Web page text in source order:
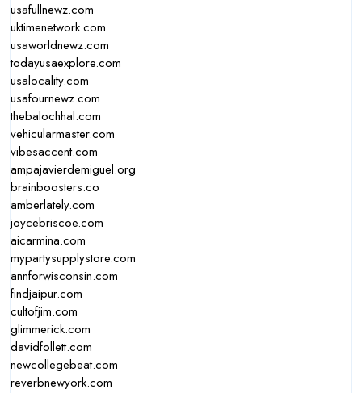
usafullnewz.com
uktimenetwork.com
usaworldnewz.com
todayusaexplore.com
usalocality.com
usafournewz.com
thebalochhal.com
vehicularmaster.com
vibesaccent.com
ampajavierdemiguel.org
brainboosters.co
amberlately.com
joycebriscoe.com
aicarmina.com
mypartysupplystore.com
annforwisconsin.com
findjaipur.com
cultofjim.com
glimmerick.com
davidfollett.com
newcollegebeat.com
reverbnewyork.com